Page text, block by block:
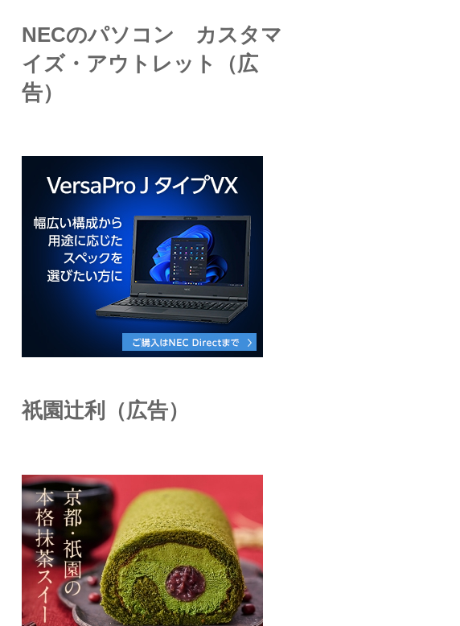
NECのパソコン カスタマ
イズ・アウトレット（広
告）
祇園辻利（広告）